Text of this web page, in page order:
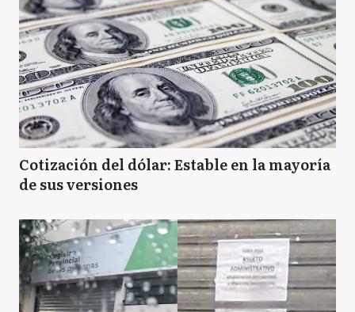
Cotización del dólar: Estable en la mayoría
de sus versiones